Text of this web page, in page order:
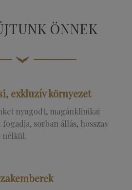
ÖNNEK
exkluzív környezet
nyugodt, magánklinikai
sorban állás, hosszas
nélkül.